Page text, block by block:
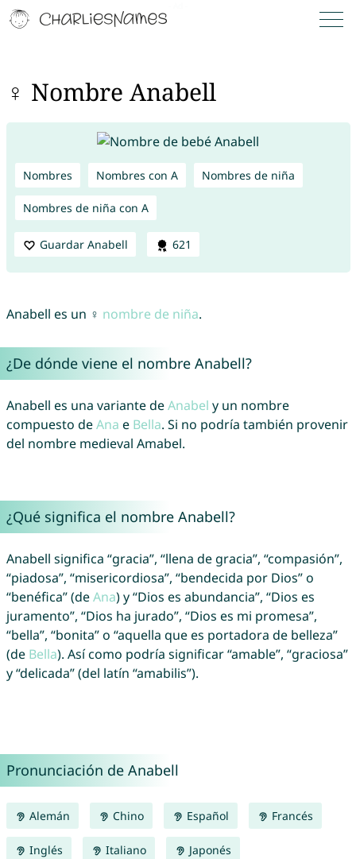
♀ Nombre Anabell
Nombres Nombres con A Nombres de niña
Nombres de niña con A
Guardar Anabell 621
Anabell es un ♀ nombre de niña.
¿De dónde viene el nombre Anabell?
Anabell es una variante deAnabel y un nombre
compuesto deAna e Bella. Si no podría también provenir
del nombre medieval Amabel.
¿Qué significa el nombre Anabell?
Anabell significa “gracia”, “llena de gracia”, “compasión”,
“piadosa”, “misericordiosa”, “bendecida por Dios” o
“benéfica” (deAna) y “Dios es abundancia”, “Dios es
juramento”, “Dios ha jurado”, “Dios es mi promesa”,
“bella”, “bonita” o “aquella que es portadora de belleza”
(de Bella). Así como podría significar “amable”, “graciosa”
y “delicada” (del latín “amabilis”).
Pronunciación de Anabell
Alemán Chino Español Francés
Inglés Italiano Japonés